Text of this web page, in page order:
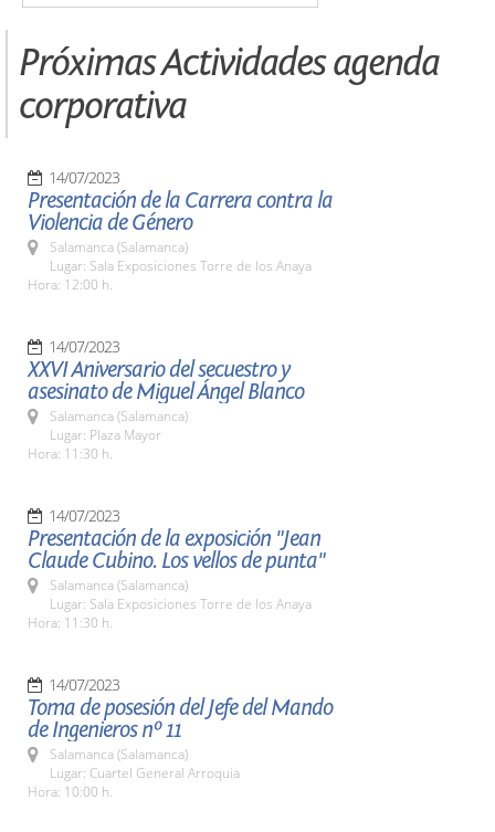
Próximas Actividades agenda
corporativa
14/07/2023
Presentación de la Carrera contra la
Violencia de Género
Salamanca (Salamanca)
Lugar: Sala Exposiciones Torre de los Anaya
Hora: 12:00 h.
14/07/2023
XXVI Aniversario del secuestro y
asesinato de Miguel Ángel Blanco
Salamanca (Salamanca)
Lugar: Plaza Mayor
Hora: 11:30 h.
14/07/2023
Presentación de la exposición "Jean
Claude Cubino. Los vellos de punta"
Salamanca (Salamanca)
Lugar: Sala Exposiciones Torre de los Anaya
Hora: 11:30 h.
14/07/2023
Toma de posesión del Jefe del Mando
de Ingenieros nº 11
Salamanca (Salamanca)
Lugar: Cuartel General Arroquia
Hora: 10:00 h.